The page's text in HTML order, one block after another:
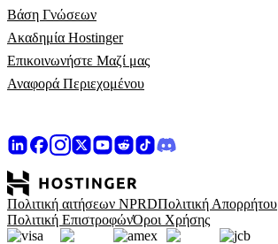
Βάση Γνώσεων
Ακαδημία Hostinger
Επικοινωνήστε Μαζί μας
Αναφορά Περιεχομένου
Πολιτική αιτήσεων NPRDΠολιτική Απορρήτου
Πολιτική ΕπιστροφώνΌροι Χρήσης